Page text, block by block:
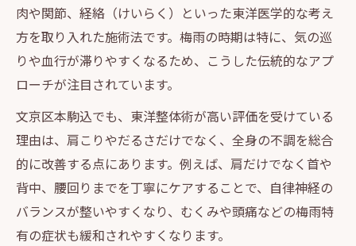
肉や関節、経絡（けいらく）といった東洋医学的な考え
方を取り入れた施術法です。梅雨の時期は特に、気の巡
りや血行が滞りやすくなるため、こうした伝統的なアプ
ローチが注目されています。
文京区本駒込でも、東洋整体術が高い評価を受けている
理由は、肩こりやだるさだけでなく、全身の不調を総合
的に改善する点にあります。例えば、肩だけでなく首や
背中、腰回りまでを丁寧にケアすることで、自律神経の
バランスが整いやすくなり、むくみや頭痛などの梅雨特
有の症状も緩和されやすくなります。